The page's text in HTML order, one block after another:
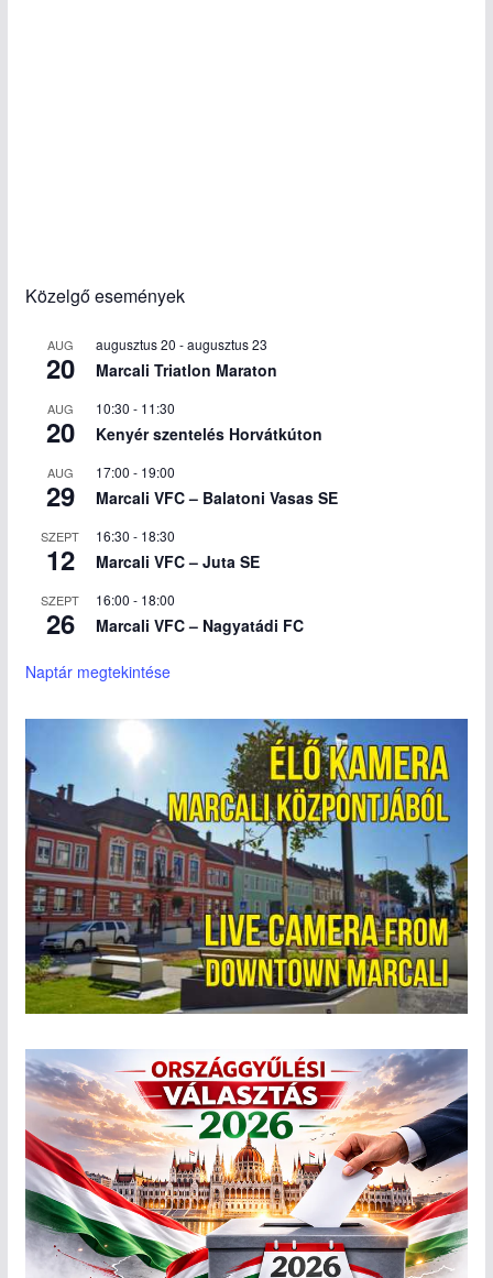
Közelgő események
AUG
20
augusztus 20 -augusztus 23
Marcali Triatlon Maraton
AUG
20
10:30 - 11:30
Kenyér szentelés Horvátkúton
AUG
29
17:00 - 19:00
Marcali VFC – Balatoni Vasas SE
SZEPT
12
16:30 - 18:30
Marcali VFC – Juta SE
SZEPT
26
16:00 - 18:00
Marcali VFC – Nagyatádi FC
Naptár megtekintése